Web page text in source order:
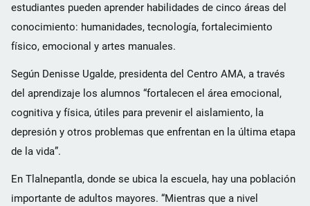
estudiantes pueden aprender habilidades de cinco áreas del
conocimiento: humanidades, tecnología, fortalecimiento
físico, emocional y artes manuales.
Según Denisse Ugalde, presidenta del Centro AMA, a través
del aprendizaje los alumnos “fortalecen el área emocional,
cognitiva y física, útiles para prevenir el aislamiento, la
depresión y otros problemas que enfrentan en la última etapa
de la vida”.
En Tlalnepantla, donde se ubica la escuela, hay una población
importante de adultos mayores. “Mientras que a nivel